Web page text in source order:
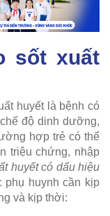
sốt xuất
huyết là bệnh có
độ dinh dưỡng,
hợp trẻ có thể
triệu chứng, nhập
huyết có dấu hiệu
huynh cần kịp
và kịp thời: